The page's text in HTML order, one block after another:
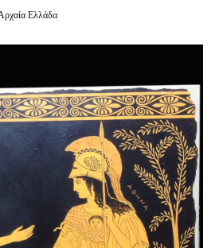
Ελλάδα